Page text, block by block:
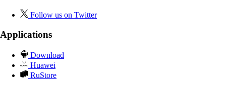
Follow us on Twitter
Applications
Download
Huawei
RuStore